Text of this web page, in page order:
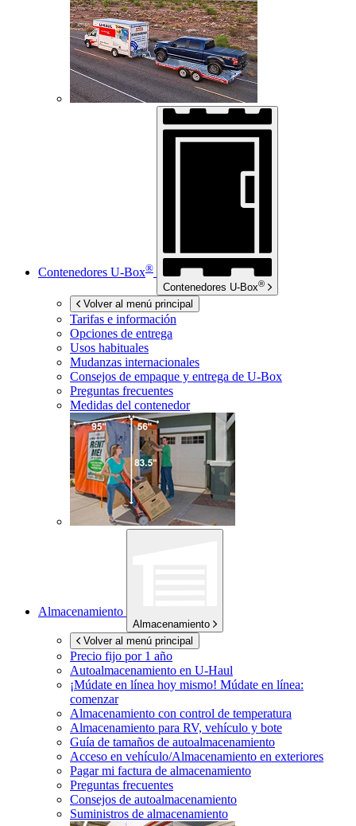
Contenedores U-Box®
Contenedores U-Box®
Volver al menú principal
Tarifas e información
Opciones de entrega
Usos habituales
Mudanzas internacionales
Consejos de empaque y entrega de U-Box
Preguntas frecuentes
Medidas del contenedor
Almacenamiento
Almacenamiento
Volver al menú principal
Precio fijo por 1 año
Autoalmacenamiento en U-Haul
¡Múdate en línea hoy mismo! Múdate en línea:
comenzar
Almacenamiento con control de temperatura
Almacenamiento para RV, vehículo y bote
Guía de tamaños de autoalmacenamiento
Acceso en vehículo/Almacenamiento en exteriores
Pagar mi factura de almacenamiento
Preguntas frecuentes
Consejos de autoalmacenamiento
Suministros de almacenamiento